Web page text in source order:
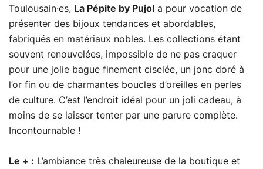
Toulousain·es, La Pépite by Pujol a pour vocation de
présenter des bijoux tendances et abordables,
fabriqués en matériaux nobles. Les collections étant
souvent renouvelées, impossible de ne pas craquer
pour une jolie bague finement ciselée, un jonc doré à
l’or fin ou de charmantes boucles d’oreilles en perles
de culture. C’est l’endroit idéal pour un joli cadeau, à
moins de se laisser tenter par une parure complète.
Incontournable !
Le + : L’ambiance très chaleureuse de la boutique et